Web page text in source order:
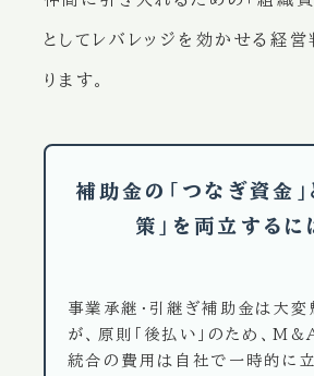
としてレバレッジを効かせる経
ります。
補助金の「つなぎ資金」
策」を両立するに
事業承継・引継ぎ補助金は大変
が、原則「後払い」のため、
統合の費用は自社で一時的に